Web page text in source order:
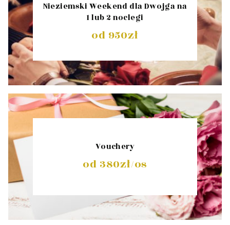
Nieziemski Weekend dla Dwojga na
1 lub 2 noclegi
od 950zł
Vouchery
od 380zł/os